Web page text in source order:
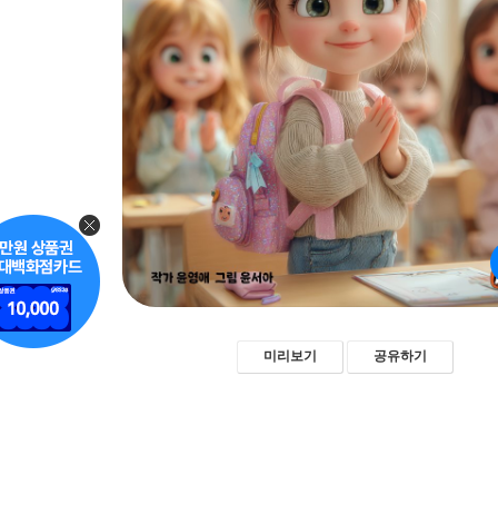
미리보기 공유하기